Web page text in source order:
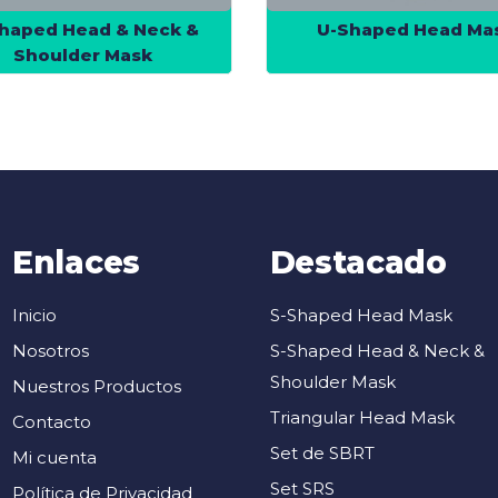
Head & Neck &
Shoulder Mask
U-Shaped Head
Enlaces
Inicio
Nosotros
Nuestros Productos
Contacto
Mi cuenta
Política de Privacidad
Destacado
S-Shaped Head Mask
S-Shaped Head & Neck &
Shoulder Mask
Triangular Head Mask
Set de SBRT
Set SRS